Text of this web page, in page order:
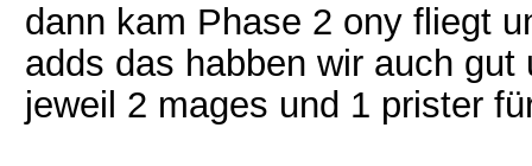
dann kam Phase 2 ony fliegt
adds das habben wir auch
jeweil 2 mages und 1 prister